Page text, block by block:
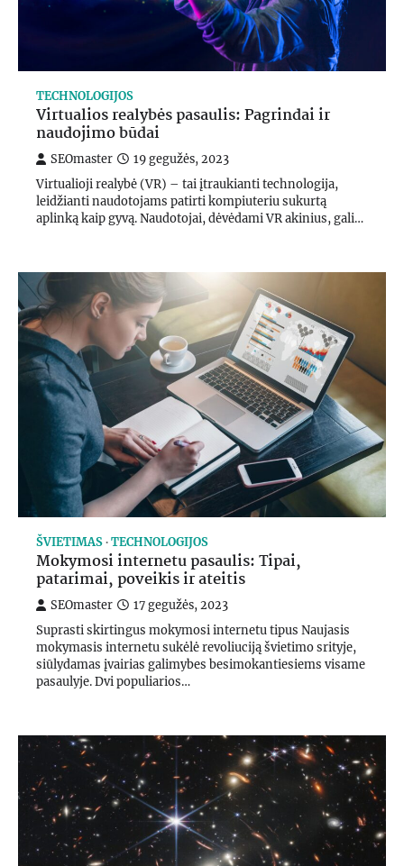
TECHNOLOGIJOS
Virtualios realybės pasaulis: Pagrindai ir
naudojimo būdai
SEOmaster 19 gegužės, 2023
Virtualioji realybė (VR) – tai įtraukianti technologija,
leidžianti naudotojams patirti kompiuteriu sukurtą
aplinką kaip gyvą. Naudotojai, dėvėdami VR akinius, gali…
ŠVIETIMAS TECHNOLOGIJOS
Mokymosi internetu pasaulis: Tipai,
patarimai, poveikis ir ateitis
SEOmaster 17 gegužės, 2023
Suprasti skirtingus mokymosi internetu tipus Naujasis
mokymasis internetu sukėlė revoliuciją švietimo srityje,
siūlydamas įvairias galimybes besimokantiesiems visame
pasaulyje. Dvi populiarios…